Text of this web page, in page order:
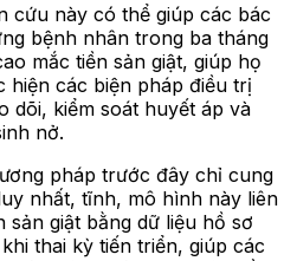
cứu này có thể giúp các bác
bệnh nhân trong ba tháng
mắc tiền sản giật, giúp họ
hiện các biện pháp điều trị
dõi, kiểm soát huyết áp và
nở.
pháp trước đây chỉ cung
nhất, tĩnh, mô hình này liên
giật bằng dữ liệu hồ sơ
thai kỳ tiến triển, giúp các